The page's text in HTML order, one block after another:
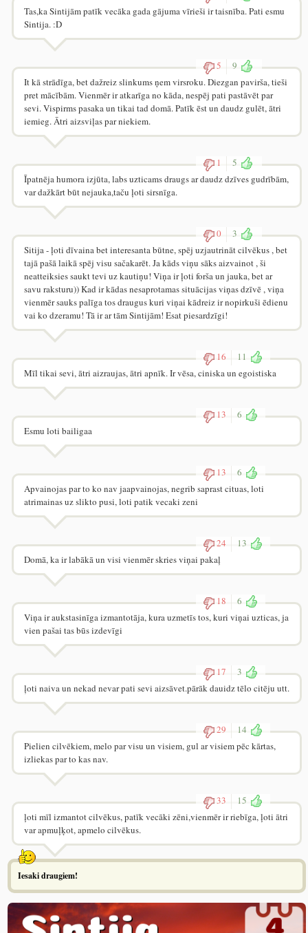
Tas,ka Sintijām patīk vecāka gada gājuma vīrieši ir taisnība. Pati esmu
Sintija. :D
5
9
It kā strādīga, bet dažreiz slinkums ņem virsroku. Diezgan pavirša, tieši
pret mācībām. Vienmēr ir atkarīga no kāda, nespēj pati pastāvēt par
sevi. Vispirms pasaka un tikai tad domā. Patīk ēst un daudz gulēt, ātri
iemieg. Ātri aizsviļas par niekiem.
1
5
Īpatnēja humora izjūta, labs uzticams draugs ar daudz dzīves gudrībām,
var dažkārt būt nejauka,taču ļoti sirsnīga.
0
3
Sitija - ļoti dīvaina bet interesanta būtne, spēj uzjautrināt cilvēkus , bet
tajā pašā laikā spēj visu sačakarēt. Ja kāds viņu sāks aizvainot , ši
neatteiksies saukt tevi uz kautiņu! Viņa ir ļoti forša un jauka, bet ar
savu raksturu)) Kad ir kādas nesaprotamas situācijas viņas dzīvē , viņa
vienmēr sauks palīga tos draugus kuri viņai kādreiz ir nopirkuši ēdienu
vai ko dzeramu! Tā ir ar tām Sintijām! Esat piesardzīgi!
16
11
Mīl tikai sevi, ātri aizraujas, ātri apnīk. Ir vēsa, ciniska un egoistiska
13
6
Esmu loti bailigaa
13
6
Apvainojas par to ko nav jaapvainojas, negrib saprast cituas, loti
atrimainas uz slikto pusi, loti patik vecaki zeni
24
13
Domā, ka ir labākā un visi vienmēr skries viņai pakaļ
18
6
Viņa ir aukstasinīga izmantotāja, kura uzmetīs tos, kuri viņai uzticas, ja
vien pašai tas būs izdevīgi
17
3
ļoti naiva un nekad nevar pati sevi aizsāvet.pārāk dauidz tēlo citēju utt.
29
14
Pielien cilvēkiem, melo par visu un visiem, gul ar visiem pēc kārtas,
izliekas par to kas nav.
33
15
ļoti mīl izmantot cilvēkus, patīk vecāki zēni,vienmēr ir riebīga, ļoti ātri
var apmuļķot, apmelo cilvēkus.
Iesaki draugiem!